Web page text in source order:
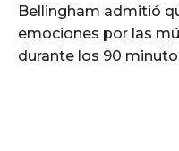
Bellingham admitió
emociones por las
durante los 90